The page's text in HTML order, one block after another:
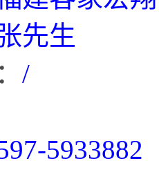
先生
/
5933882